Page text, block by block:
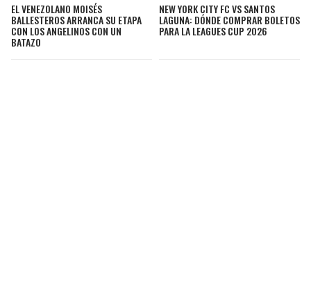
EL VENEZOLANO MOISÉS
BALLESTEROS ARRANCA SU ETAPA
CON LOS ANGELINOS CON UN
BATAZO
NEW YORK CITY FC VS SANTOS
LAGUNA: DÓNDE COMPRAR BOLETOS
PARA LA LEAGUES CUP 2026